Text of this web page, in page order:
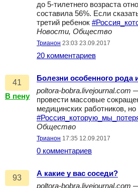
до 5-тилетнего возраста
составила 56%. Если
третий ребенок
Новости, Общество
Трианон 23:03 23.09.2017
20 комментариев
41
В пену
Болезни особенного рода
poltora-bobra.livejournal.com
провести массовые
медицинских работников,
Общество
Трианон 17:35 12.09.2017
0 комментариев
93
А какие у вас соседи?
poltora-bobra.livejournal.com